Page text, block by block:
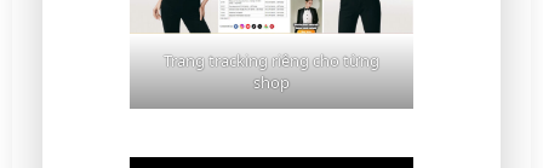
Trang tracking riêng cho từng
shop